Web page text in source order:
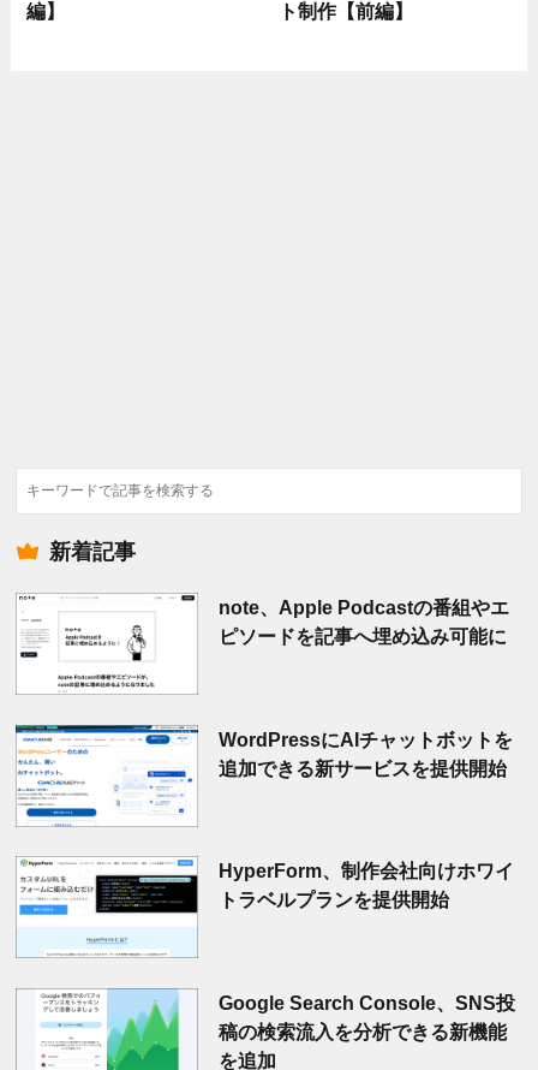
編】
ト制作【前編】
検
索
新着記事
note、Apple Podcastの番組やエ
ピソードを記事へ埋め込み可能に
WordPressにAIチャットボットを
追加できる新サービスを提供開始
HyperForm、制作会社向けホワイ
トラベルプランを提供開始
Google Search Console、SNS投
稿の検索流入を分析できる新機能
を追加